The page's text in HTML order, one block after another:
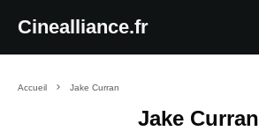
Cinealliance.fr
Accueil Jake Curran
Jake Curran